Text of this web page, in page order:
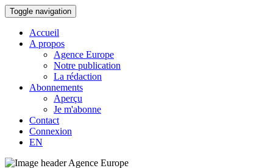
Toggle navigation
Accueil
A propos
Agence Europe
Notre publication
La rédaction
Abonnements
Aperçu
Je m'abonne
Contact
Connexion
EN